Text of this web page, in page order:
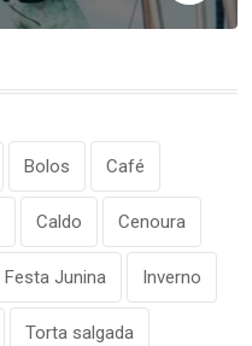
Bolos Café
Caldo Cenoura
Festa Junina Inverno
Torta salgada